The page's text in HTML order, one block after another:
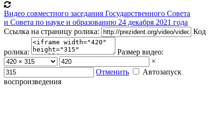
Видео совместного заседания Государственного Совета
и Совета по науке и образованию 24 декабря 2021 года
Ссылка на страницу ролика:
Код
ролика:
Размер видео:
×
Отменить
Автозапуск
воспроизведения